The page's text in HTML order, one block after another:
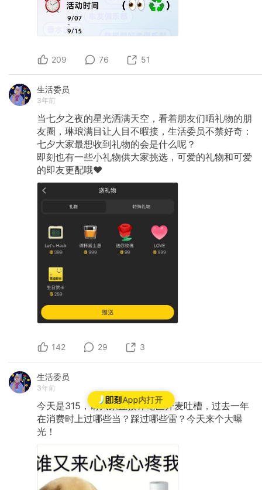
App内打开
209 76 51
生活委员
3年前
当七夕之夜的星光洒满天空，看着朋友们晒礼物的朋
友圈，琳琅满目让人目不暇接，生活委员不禁好奇：
七夕大家最想收到礼物的会是什么呢？
即刻也有一些小礼物供大家挑选，可爱的礼物和可爱
的即友更配哦❤️
142 29 3
生活委员
3年前
今天是315，请大家直接评论区开麦吐槽，过去一年
在消费时上过哪些当？踩过哪些雷？今天来个大曝
光！